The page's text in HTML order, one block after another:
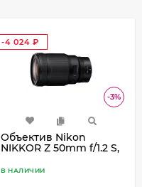
-3%
-4 024
₽
Объектив Nikon
NIKKOR Z 50mm f/1.2 S,
В НАЛИЧИИ